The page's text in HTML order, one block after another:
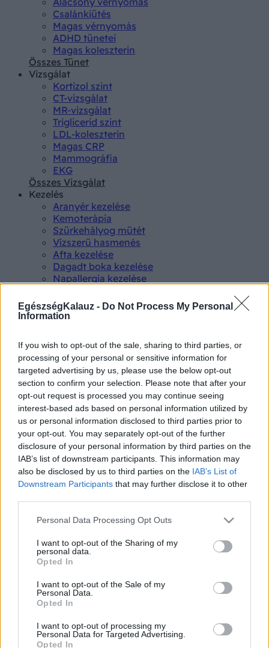
EgészségKalauz - Do Not Process My Personal
Information
If you wish to opt-out of the sale, sharing to third parties, or
processing of your personal or sensitive information for
targeted advertising by us, please use the below opt-out
section to confirm your selection. Please note that after your
opt-out request is processed you may continue seeing
interest-based ads based on personal information utilized by
us or personal information disclosed to third parties prior to
your opt-out. You may separately opt-out of the further
disclosure of your personal information by third parties on the
IAB’s list of downstream participants. This information may
also be disclosed by us to third parties on the IAB’s List of
Downstream Participants that may further disclose it to other
Please note that this website/app uses one or more Google
not limited to your visit or usage behaviour. You may click to
grant or deny consent to Google and its third-party tags to
use your data for below specified purposes in below Google
consent section.
Personal Data Processing Opt Outs
I want to opt-out of the Sharing of my
personal data.
Opted In
I want to opt-out of the Sale of my
Personal Data.
Opted In
I want to opt-out of processing my
Personal Data for Targeted Advertising.
Opted In
Csalánkiütés
Magas vérnyomás
ADHD tünetei
Magas koleszterin
Összes Tünet
Vizsgálat
Kortizol szint
CT-vizsgálat
MR-vizsgálat
Triglicerid szint
LDL-koleszterin
Magas CRP
Mammográfia
EKG
Összes Vizsgálat
Kezelés
Aranyér kezelése
Kemoterápia
Szürkehályog műtét
Vízszerű hasmenés
Afta kezelése
Dagadt boka kezelése
Napallergia kezelése
Összes Kezelés
Életmódváltás
Betegségek A-Z
Tünet
Vizsgálat
Kezelés
Életmódváltás
Kutatás
Prevenció
Videók
Kisállatok egészsége
#allergia#influenza#cukorbetegség
#orvosmeteorológia
#pajzsmirigy
Regisztráció
Probiotikum